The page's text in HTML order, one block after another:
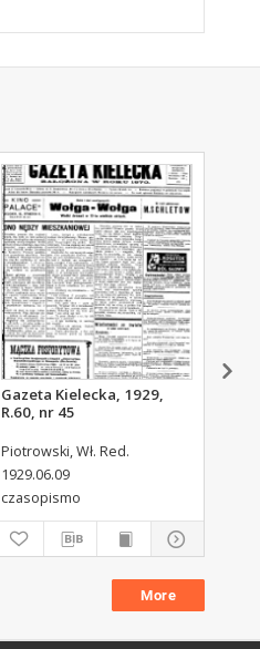
Gazeta Kielecka, 1929,
R.60, nr 45
Piotrowski, Wł. Red.
1929.06.09
czasopismo
More